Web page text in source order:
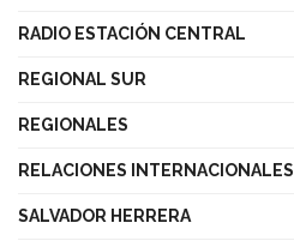
RADIO ESTACIÓN CENTRAL
REGIONAL SUR
REGIONALES
RELACIONES INTERNACIONALES
SALVADOR HERRERA